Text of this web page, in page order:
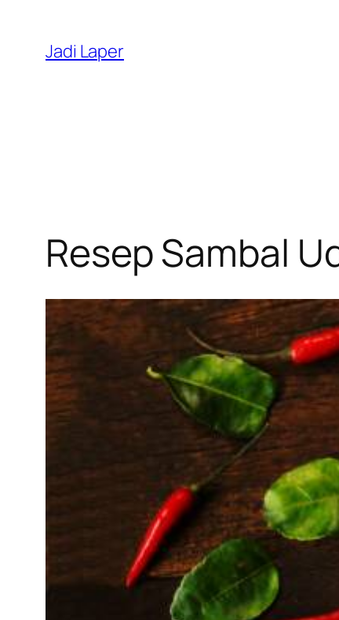
content
Jadi Laper
Resep Sambal